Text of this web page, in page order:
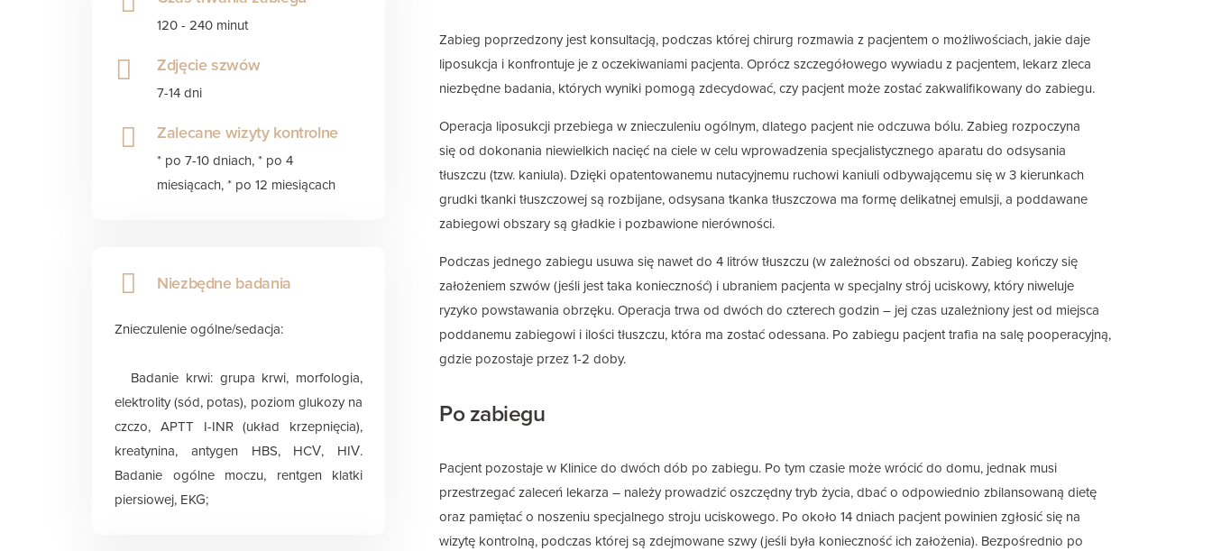
120 - 240 minut
Zdjęcie szwów
7-14 dni
Zalecane wizyty kontrolne
* po 7-10 dniach, * po 4
miesiącach, * po 12 miesiącach
Niezbędne badania
Znieczulenie ogólne/sedacja:
Badanie krwi: grupa krwi, morfologia,
elektrolity (sód, potas), poziom glukozy na
czczo, APTT I-INR (układ krzepnięcia),
kreatynina, antygen HBS, HCV, HIV.
Badanie ogólne moczu, rentgen klatki
piersiowej, EKG;
Zabieg poprzedzony jest konsultacją, podczas której chirurg rozmawia z pacjentem o możliwościach, jakie daje
liposukcja i konfrontuje je z oczekiwaniami pacjenta. Oprócz szczegółowego wywiadu z pacjentem, lekarz zleca
niezbędne badania, których wyniki pomogą zdecydować, czy pacjent może zostać zakwalifikowany do zabiegu.
Operacja liposukcji przebiega w znieczuleniu ogólnym, dlatego pacjent nie odczuwa bólu. Zabieg rozpoczyna
się od dokonania niewielkich nacięć na ciele w celu wprowadzenia specjalistycznego aparatu do odsysania
tłuszczu (tzw. kaniula). Dzięki opatentowanemu nutacyjnemu ruchowi kaniuli odbywającemu się w 3 kierunkach
grudki tkanki tłuszczowej są rozbijane, odsysana tkanka tłuszczowa ma formę delikatnej emulsji, a poddawane
zabiegowi obszary są gładkie i pozbawione nierówności.
Podczas jednego zabiegu usuwa się nawet do 4 litrów tłuszczu (w zależności od obszaru). Zabieg kończy się
założeniem szwów (jeśli jest taka konieczność) i ubraniem pacjenta w specjalny strój uciskowy, który niweluje
ryzyko powstawania obrzęku. Operacja trwa od dwóch do czterech godzin – jej czas uzależniony jest od miejsca
poddanemu zabiegowi i ilości tłuszczu, która ma zostać odessana. Po zabiegu pacjent trafia na salę pooperacyjną,
gdzie pozostaje przez 1-2 doby.
Po zabiegu
Pacjent pozostaje w Klinice do dwóch dób po zabiegu. Po tym czasie może wrócić do domu, jednak musi
przestrzegać zaleceń lekarza – należy prowadzić oszczędny tryb życia, dbać o odpowiednio zbilansowaną dietę
oraz pamiętać o noszeniu specjalnego stroju uciskowego. Po około 14 dniach pacjent powinien zgłosić się na
wizytę kontrolną, podczas której są zdejmowane szwy (jeśli była konieczność ich założenia). Bezpośrednio po